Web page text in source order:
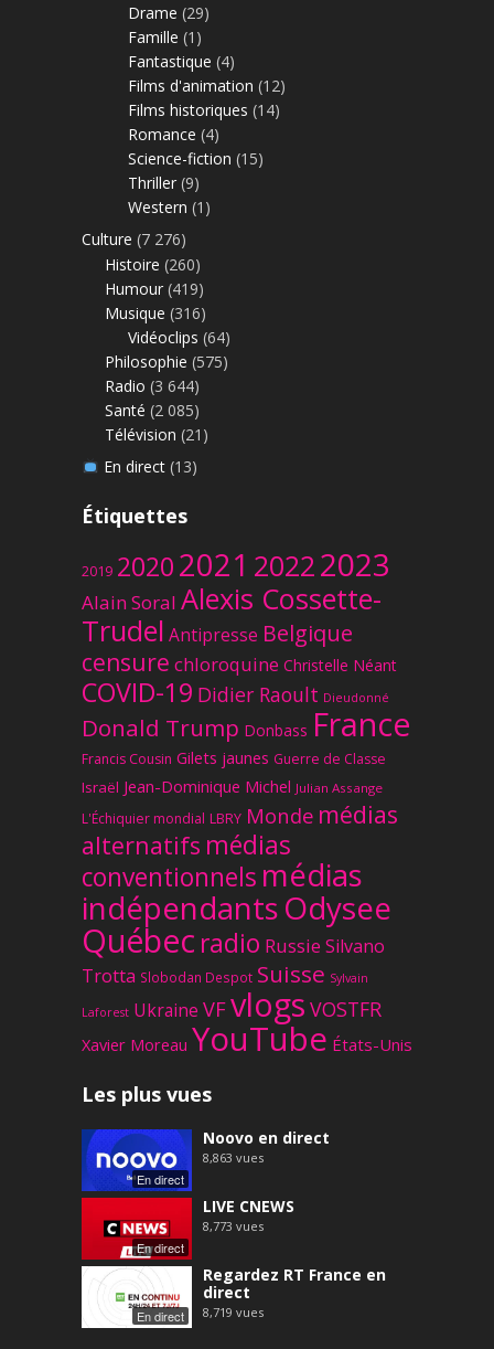
Drame (29)
Famille (1)
Fantastique (4)
Films d'animation (12)
Films historiques (14)
Romance (4)
Science-fiction (15)
Thriller (9)
Western (1)
Culture (7 276)
Histoire (260)
Humour (419)
Musique (316)
Vidéoclips (64)
Philosophie (575)
Radio (3 644)
Santé (2 085)
Télévision (21)
En direct(13)
Étiquettes
2019 20202021 20222023
Alain Soral Alexis Cossette-
Trudel Antipresse Belgique
censure chloroquine Christelle Néant
COVID-19 Didier Raoult Dieudonné
Donald Trump Donbass France
Francis Cousin Gilets jaunes Guerre de Classe
Israël Jean-Dominique Michel Julian Assange
L'Échiquier mondial LBRY Monde médias
alternatifs médias
conventionnels médias
indépendantsOdysee
Québec radio Russie Silvano
Trotta Slobodan Despot Suisse Sylvain
Laforest Ukraine VFvlogs VOSTFR
Xavier Moreau YouTube États-Unis
Les plus vues
En direct
Noovo en direct
8,863 vues
En direct
LIVE CNEWS
8,773 vues
En direct
Regardez RT France en
direct
8,719 vues